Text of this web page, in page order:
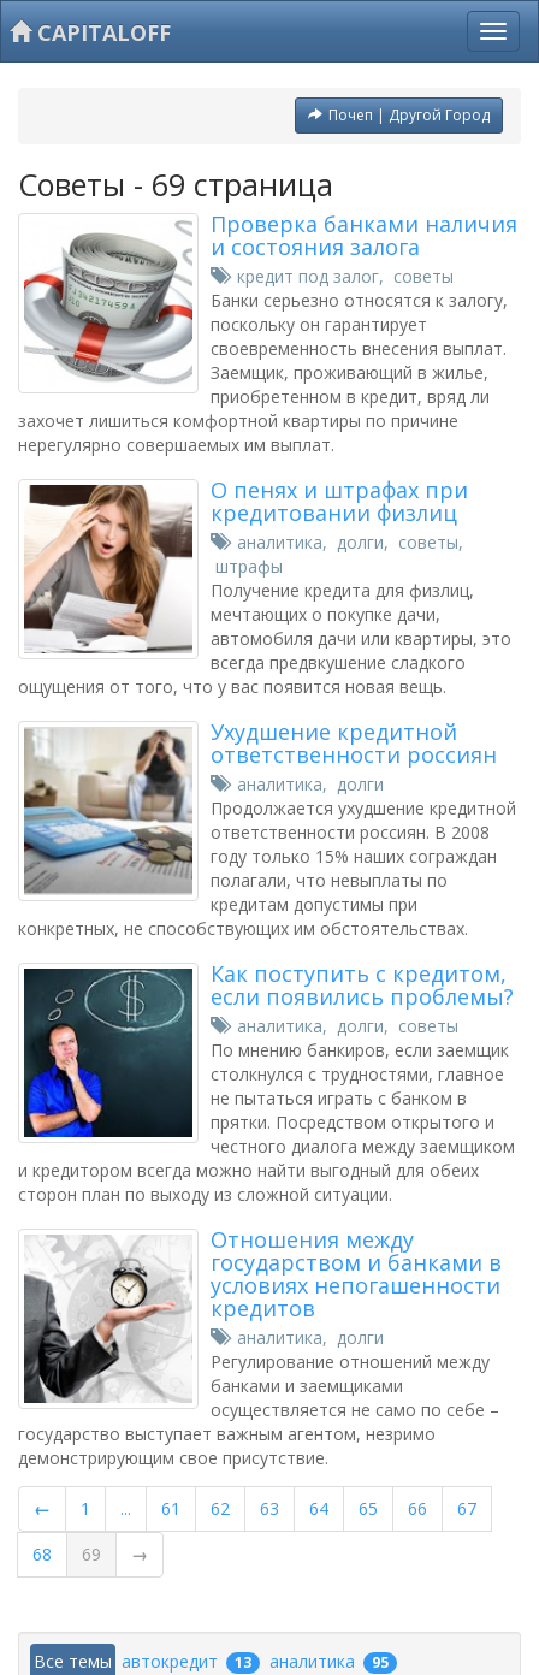
CAPITALOFF
Почеп | Другой Город
Советы - 69 страница
Проверка банками наличия
и состояния залога
кредит под залог, советы
Банки серьезно относятся к залогу,
поскольку он гарантирует
своевременность внесения выплат.
Заемщик, проживающий в жилье,
приобретенном в кредит, вряд ли
захочет лишиться комфортной квартиры по причине
нерегулярно совершаемых им выплат.
О пенях и штрафах при
кредитовании физлиц
аналитика, долги, советы,
штрафы
Получение кредита для физлиц,
мечтающих о покупке дачи,
автомобиля дачи или квартиры, это
всегда предвкушение сладкого
ощущения от того, что у вас появится новая вещь.
Ухудшение кредитной
ответственности россиян
аналитика, долги
Продолжается ухудшение кредитной
ответственности россиян. В 2008
году только 15% наших сограждан
полагали, что невыплаты по
кредитам допустимы при
конкретных, не способствующих им обстоятельствах.
Как поступить с кредитом,
если появились проблемы?
аналитика, долги, советы
По мнению банкиров, если заемщик
столкнулся с трудностями, главное
не пытаться играть с банком в
прятки. Посредством открытого и
честного диалога между заемщиком
и кредитором всегда можно найти выгодный для обеих
сторон план по выходу из сложной ситуации.
Отношения между
государством и банками в
условиях непогашенности
кредитов
аналитика, долги
Регулирование отношений между
банками и заемщиками
осуществляется не само по себе –
государство выступает важным агентом, незримо
демонстрирующим свое присутствие.
← 1 ... 61 62 63 64 65 66
67
68
69 →
Все темы автокредит 13 аналитика 95